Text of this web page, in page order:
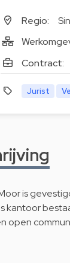
Regio:
Contract:
Jurist
is
kantoor
open